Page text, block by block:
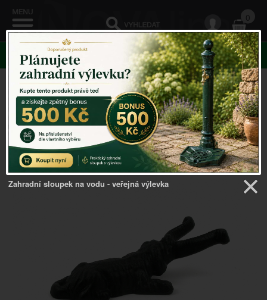
0
KATEGORIE
Venkovský domov ->ROHOŽKY A ŠKRABADLA-
>Zouvák na boty pes litinový 25cm
Zahradní sloupek na vodu - veřejná výlevka